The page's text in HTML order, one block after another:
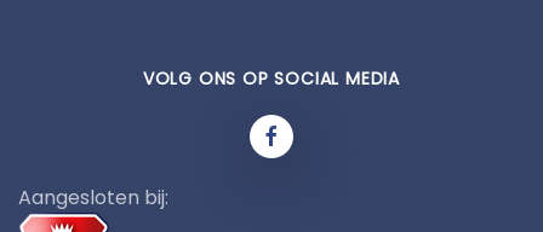
VOLG ONS OP SOCIAL MEDIA
Aangesloten bij: